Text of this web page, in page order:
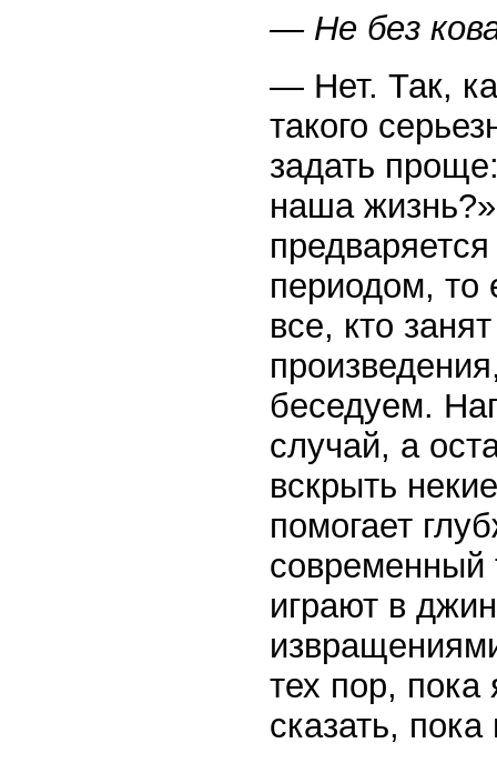
— Не без
— Нет. Так,
такого
задать
наша
периодом, то
все, кто
беседуем.
случай, а
вскрыть
помогает
современный
играют в
тех пор, пока
сказать,